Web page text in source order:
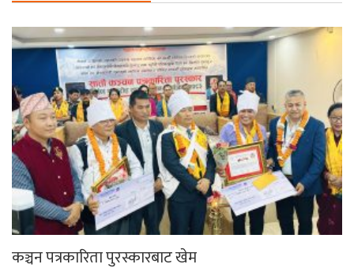
कञ्चन पत्रकारिता पुरस्कारबाट खेम